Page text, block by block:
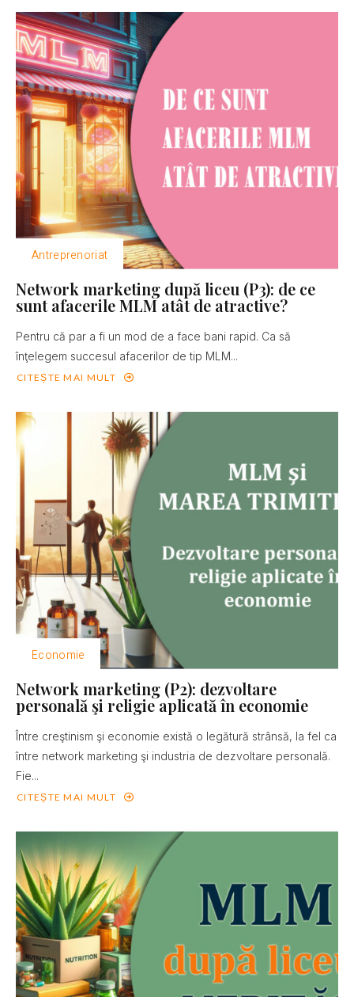
Antreprenoriat
Network marketing după liceu (P3): de ce
sunt afacerile MLM atât de atractive?
Pentru că par a fi un mod de a face bani rapid. Ca să
înţelegem succesul afacerilor de tip MLM...
CITEȘTE MAI MULT
Economie
Network marketing (P2): dezvoltare
personală şi religie aplicată în economie
Între creştinism şi economie există o legătură strânsă, la fel ca
între network marketing şi industria de dezvoltare personală.
Fie...
CITEȘTE MAI MULT